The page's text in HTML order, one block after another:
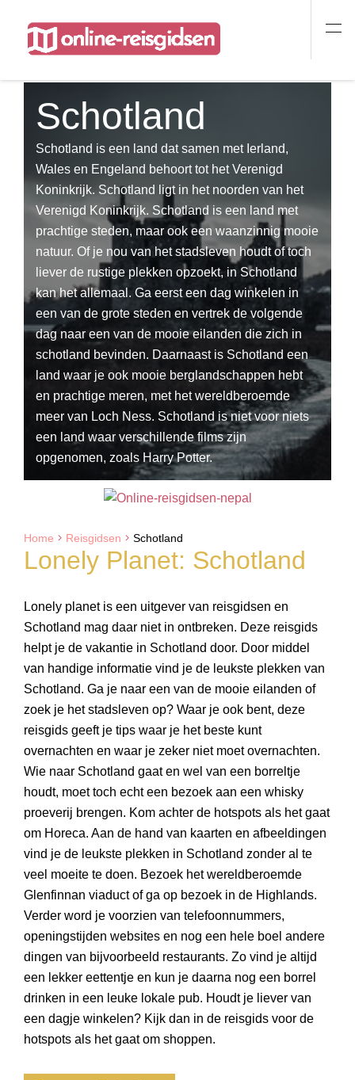
Schotland
Schotland is een land dat samen met Ierland,
Wales en Engeland behoort tot het Verenigd
Koninkrijk. Schotland ligt in het noorden van het
Verenigd Koninkrijk. Schotland is een land met
prachtige steden, maar ook een waanzinnig mooie
natuur. Of je nou van het stadsleven houdt of toch
liever de rustige plekken opzoekt, in Schotland
kan het allemaal. Ga eerst een dag winkelen in
een van de grote steden en vertrek de volgende
dag naar een van de mooie eilanden die zich in
schotland bevinden. Daarnaast is Schotland een
land waar je ook mooie berglandschappen hebt
en prachtige meren, met het wereldberoemde
meer van Loch Ness. Schotland is niet voor niets
een land waar verschillende films zijn
opgenomen, zoals Harry Potter.
Home Reisgidsen Schotland
Lonely Planet: Schotland
Lonely planet is een uitgever van reisgidsen en
Schotland mag daar niet in ontbreken. Deze reisgids
helpt je de vakantie in Schotland door. Door middel
van handige informatie vind je de leukste plekken van
Schotland. Ga je naar een van de mooie eilanden of
zoek je het stadsleven op? Waar je ook bent, deze
reisgids geeft je tips waar je het beste kunt
overnachten en waar je zeker niet moet overnachten.
Wie naar Schotland gaat en wel van een borreltje
houdt, moet toch echt een bezoek aan een whisky
proeverij brengen. Kom achter de hotspots als het gaat
om Horeca. Aan de hand van kaarten en afbeeldingen
vind je de leukste plekken in Schotland zonder al te
veel moeite te doen. Bezoek het wereldberoemde
Glenfinnan viaduct of ga op bezoek in de Highlands.
Verder word je voorzien van telefoonnummers,
openingstijden websites en nog een hele boel andere
dingen van bijvoorbeeld restaurants. Zo vind je altijd
een lekker eettentje en kun je daarna nog een borrel
drinken in een leuke lokale pub. Houdt je liever van
een dagje winkelen? Kijk dan in de reisgids voor de
hotspots als het gaat om shoppen.